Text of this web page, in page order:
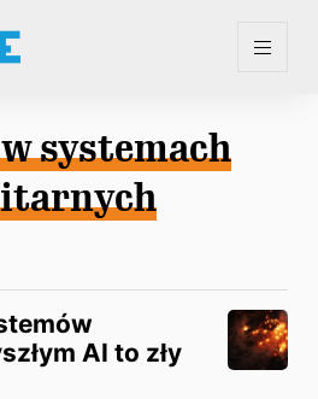
systemach
AI to zły